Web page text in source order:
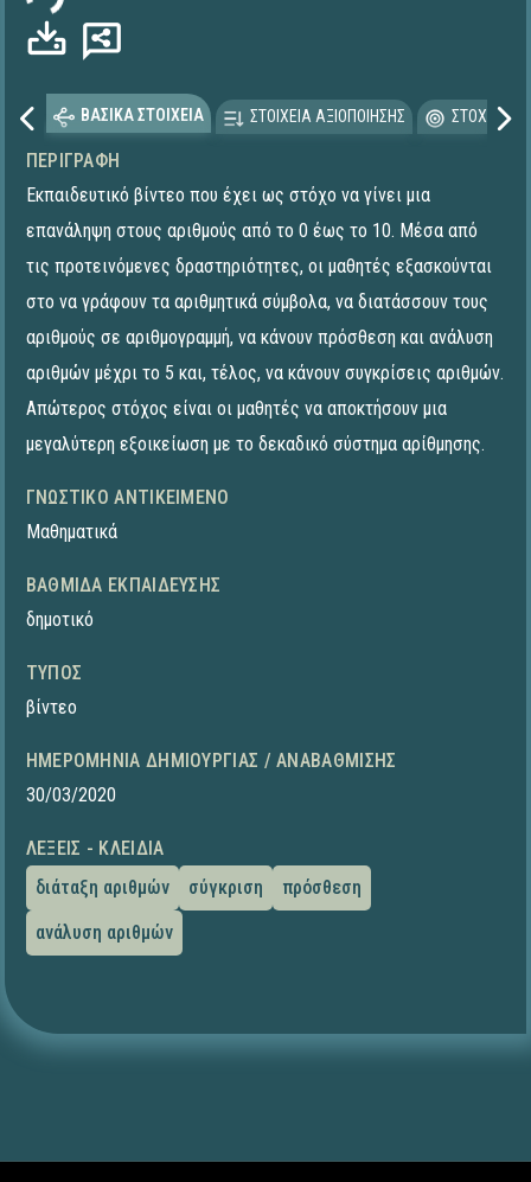
ΒΑΣΙΚΑ ΣΤΟΙΧΕΙΑ ΣΤΟΙΧΕΙΑ ΑΞΙΟΠΟΙΗΣΗΣ
ΠΕΡΙΓΡΑΦΉ
Εκπαιδευτικό βίντεο που έχει ως στόχο να γίνει μια
επανάληψη στους αριθμούς από το 0 έως το 10. Μέσα από
τις προτεινόμενες δραστηριότητες, οι μαθητές εξασκούνται
στο να γράφουν τα αριθμητικά σύμβολα, να διατάσσουν τους
αριθμούς σε αριθμογραμμή, να κάνουν πρόσθεση και ανάλυση
αριθμών μέχρι το 5 και, τέλος, να κάνουν συγκρίσεις αριθμών.
Απώτερος στόχος είναι οι μαθητές να αποκτήσουν μια
μεγαλύτερη εξοικείωση με το δεκαδικό σύστημα αρίθμησης.
ΓΝΩΣΤΙΚΌ ΑΝΤΙΚΕΊΜΕΝΟ
Μαθηματικά
ΒΑΘΜΊΔΑ ΕΚΠΑΊΔΕΥΣΗΣ
δημοτικό
ΤΎΠΟΣ
βίντεο
ΗΜΕΡΟΜΗΝΊΑ ΔΗΜΙΟΥΡΓΊΑΣ / ΑΝΑΒΆΘΜΙΣΗΣ
30/03/2020
ΛΈΞΕΙΣ - ΚΛΕΙΔΙΆ
διάταξη αριθμών
σύγκριση
πρόσθεση
ανάλυση αριθμών